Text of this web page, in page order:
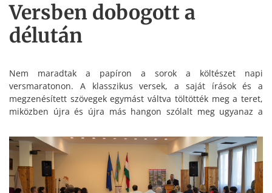
Versben dobogott a
délután
Nem maradtak a papíron a sorok a költészet napi
versmaratonon. A klasszikus versek, a saját írások és a
megzenésített szövegek egymást váltva töltötték meg a teret,
miközben újra és újra más hangon szólalt meg ugyanaz a